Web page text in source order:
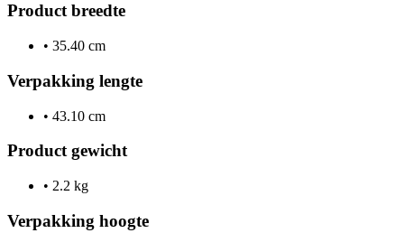
Product breedte
• 35.40 cm
Verpakking lengte
• 43.10 cm
Product gewicht
• 2.2 kg
Verpakking hoogte